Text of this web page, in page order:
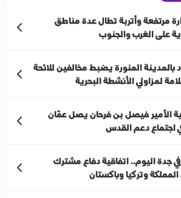
مرتفعة وأتربة تطال عدة مناطق
على الغرب والجنوب
المنورة يضبط مخالفين للائحة
لمزاولي الأنشطة البحرية
الأمير فيصل بن فرحان يصل عمّان
اجتماع دعم القدس
جدة اليوم.. اتفاقية دفاع مشترك
وتركيا وباكستان